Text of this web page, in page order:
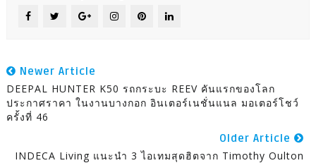
Newer Article
DEEPAL HUNTER K50 รถกระบะ REEV คันแรกของโลก
ประกาศราคา ในงานบางกอก อินเตอร์เนชั่นแนล มอเตอร์โชว์
ครั้งที่ 46
Older Article
INDECA Living แนะนำ 3 ไอเทมสุดฮิตจาก Timothy Oulton